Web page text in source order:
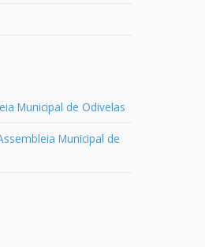
Municipal de Odivelas
Municipal de